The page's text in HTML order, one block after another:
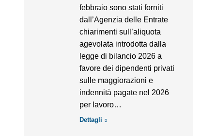
febbraio sono stati forniti
dall’Agenzia delle Entrate
chiarimenti sull’aliquota
agevolata introdotta dalla
legge di bilancio 2026 a
favore dei dipendenti privati
sulle maggiorazioni e
indennità pagate nel 2026
per lavoro…
Dettagli